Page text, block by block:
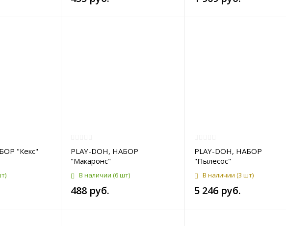
"Кекс"
PLAY-DOH, НАБОР
"Макаронс"
В наличии (6 шт)
488 руб.
PLAY-DOH, НАБОР
"Пылесос"
В наличии (3 шт)
5 246 руб.